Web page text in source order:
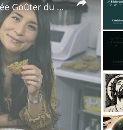
Recette de Cookies au Chocolat Noir | Idée Goûter du Confinement